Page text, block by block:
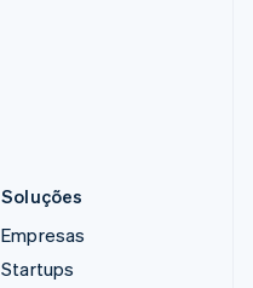
Soluções
Empresas
Startups